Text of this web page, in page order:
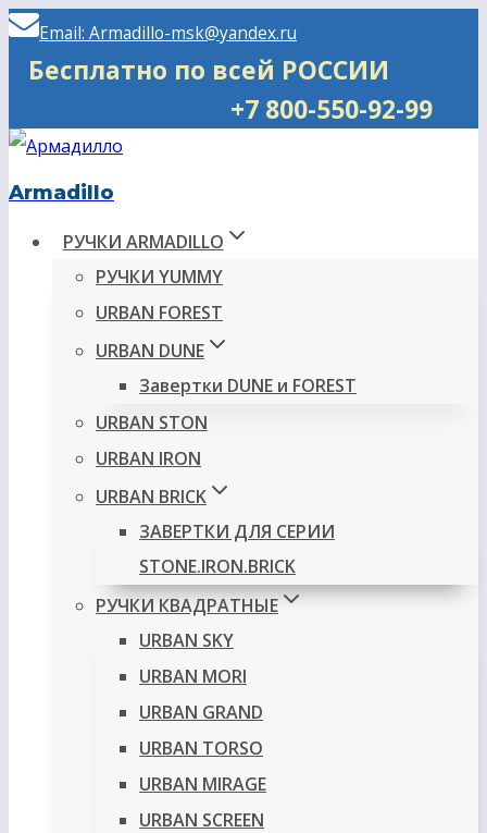
Перейти
Email: Armadillo-msk@yandex.ru
Бесплатно по всей РОССИИ
+7 800-550-92-99
Armadillo
РУЧКИ ARMADILLO
РУЧКИ YUMMY
URBAN FOREST
URBAN DUNE
Завертки DUNE и FOREST
URBAN STON
URBAN IRON
URBAN BRICK
ЗАВЕРТКИ ДЛЯ СЕРИИ
STONE.IRON.BRICK
РУЧКИ КВАДРАТНЫЕ
URBAN SKY
URBAN MORI
URBAN GRAND
URBAN TORSO
URBAN MIRAGE
URBAN SCREEN